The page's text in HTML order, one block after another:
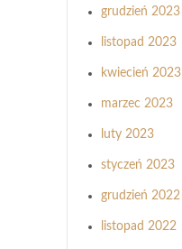
grudzień 2023
listopad 2023
kwiecień 2023
marzec 2023
luty 2023
styczeń 2023
grudzień 2022
listopad 2022